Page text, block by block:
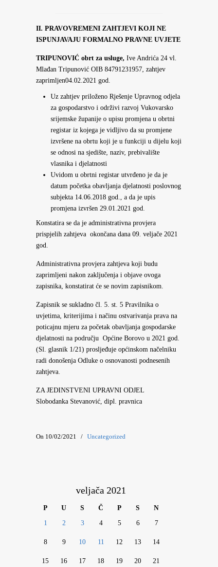
II. PRAVOVREMENI ZAHTJEVI KOJI NE
ISPUNJAVAJU FORMALNO PRAVNE UVJETE
TRIPUNOVIĆ obrt za usluge, Ive Andrića 24 vl.
Mlađan Tripunović OIB 84791231957, zahtjev
zaprimljen04.02.2021 god.
Uz zahtjev priloženo Rješenje Upravnog odjela
za gospodarstvo i održivi razvoj Vukovarsko
srijemske županije o upisu promjena u obrtni
registar iz kojega je vidljivo da su promjene
izvršene na obrtu koji je u funkciji u dijelu koji
se odnosi na sjedište, naziv, prebivalište
vlasnika i djelatnosti
Uvidom u obrtni registar utvrđeno je da je
datum početka obavljanja djelatnosti poslovnog
subjekta 14.06.2018 god., a da je upis
promjena izvršen 29.01.2021 god.
Konstatira se da je administrativna provjera
prispjelih zahtjeva okončana dana 09. veljače 2021
god.
Administrativna provjera zahtjeva koji budu
zaprimljeni nakon zaključenja i objave ovoga
zapisnika, konstatirat će se novim zapisnikom.
Zapisnik se sukladno čl. 5. st. 5 Pravilnika o
uvjetima, kriterijima i načinu ostvarivanja prava na
poticajnu mjeru za početak obavljanja gospodarske
djelatnosti na području Općine Borovo u 2021 god.
(Sl. glasnik 1/21) prosljeđuje općinskom načelniku
radi donošenja Odluke o osnovanosti podnesenih
zahtjeva.
ZA JEDINSTVENI UPRAVNI ODJEL
Slobodanka Stevanović, dipl. pravnica
On 10/02/2021 / Uncategorized
veljača 2021
P U S Č P S N
1 2 3 4 5 6 7
8 9 10 11 12 13 14
15 16 17 18 19 20 21